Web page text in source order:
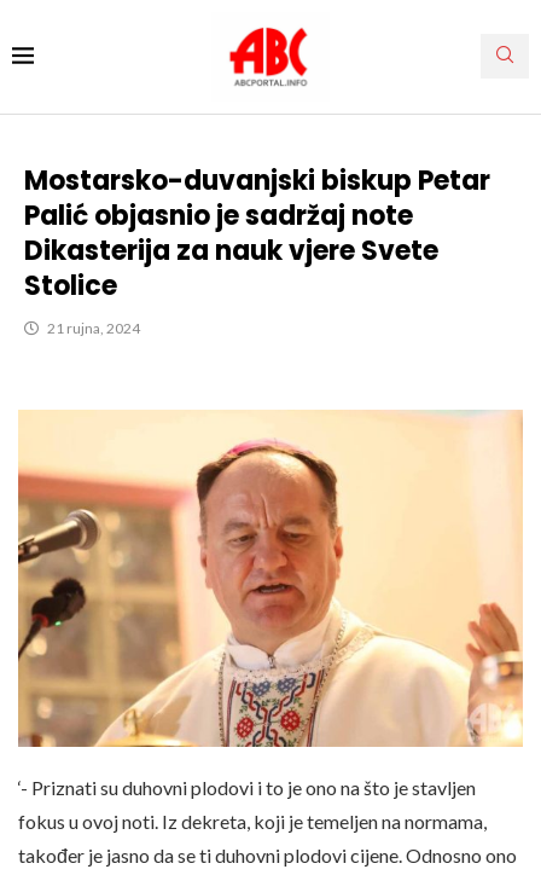
Mostarsko-duvanjski biskup Petar
Palić objasnio je sadržaj note
Dikasterija za nauk vjere Svete
Stolice
21 rujna, 2024
‘- Priznati su duhovni plodovi i to je ono na što je stavljen
fokus u ovoj noti. Iz dekreta, koji je temeljen na normama,
također je jasno da se ti duhovni plodovi cijene. Odnosno ono